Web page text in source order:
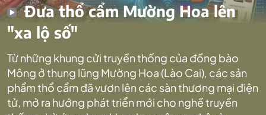
Đưa thổ cẩm Mường Hoa lên
"xa lộ số"
Từ những khung cửi truyền thống của đồng bào
Mông ở thung lũng Mường Hoa (Lào Cai), các sản
phẩm thổ cẩm đã vươn lên các sàn thương mại điện
tử, mở ra hướng phát triển mới cho nghề truyền